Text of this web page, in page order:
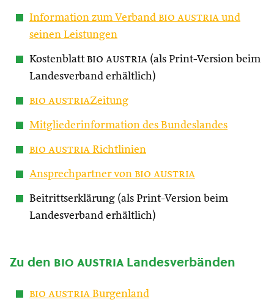
Information zum Verband bio austria und
seinen Leistungen
Kostenblatt bio austria (als Print-Version beim
Landesverband erhältlich)
bio austriaZeitung
Mitgliederinformation des Bundeslandes
bio austria Richtlinien
Ansprechpartner von bio austria
Beitrittserklärung (als Print-Version beim
Landesverband erhältlich)
Zu den bio austria Landesverbänden
bio austria Burgenland